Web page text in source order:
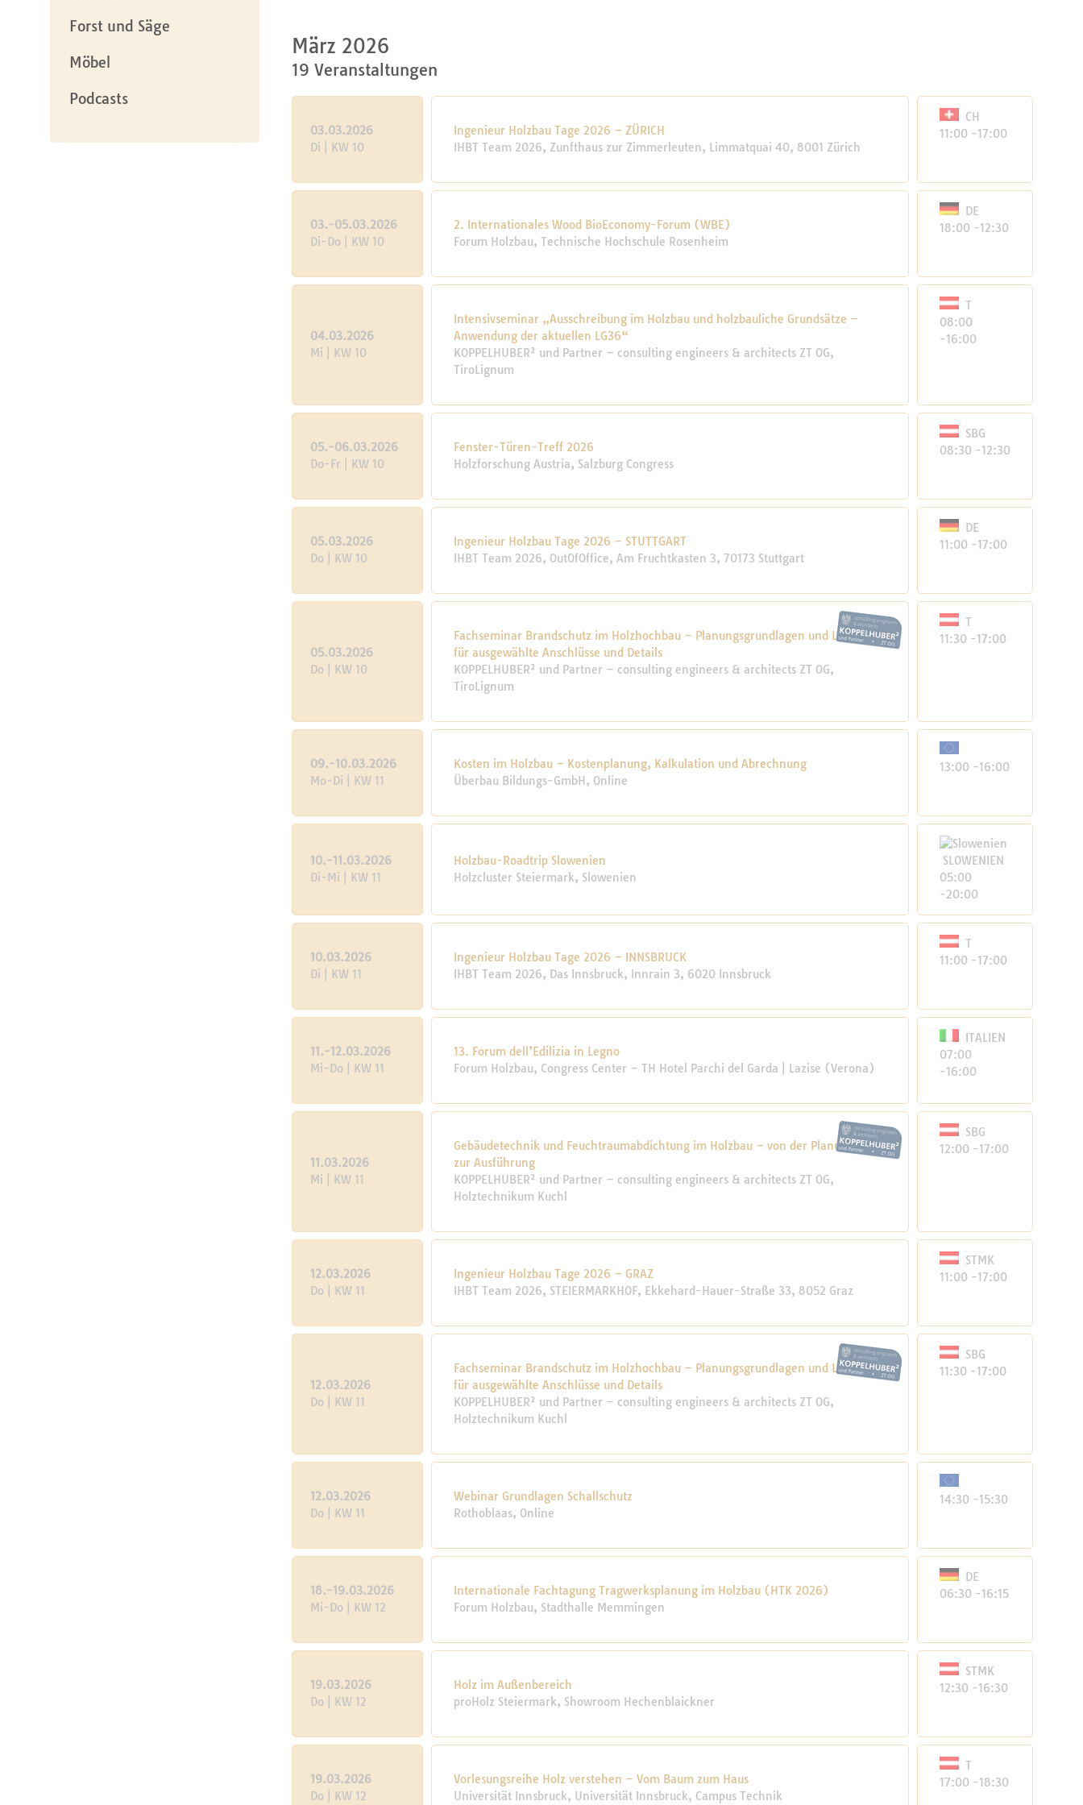
Forst und Säge
Möbel
Podcasts
März 2026
19 Veranstaltungen
03.03.2026
Di | KW 10
Ingenieur Holzbau Tage 2026 – ZÜRICH
IHBT Team 2026, Zunfthaus zur Zimmerleuten, Limmatquai 40, 8001 Zürich
CH
11:00 -17:00
03.-05.03.2026
Di-Do | KW 10
2. Internationales Wood BioEconomy-Forum (WBE)
Forum Holzbau, Technische Hochschule Rosenheim
DE
18:00 -12:30
04.03.2026
Mi | KW 10
Intensivseminar „Ausschreibung im Holzbau und holzbauliche Grundsätze –
Anwendung der aktuellen LG36“
KOPPELHUBER² und Partner – consulting engineers & architects ZT OG,
TiroLignum
T
08:00
-16:00
05.-06.03.2026
Do-Fr | KW 10
Fenster-Türen-Treff 2026
Holzforschung Austria, Salzburg Congress
SBG
08:30 -12:30
05.03.2026
Do | KW 10
Ingenieur Holzbau Tage 2026 – STUTTGART
IHBT Team 2026, OutOfOffice, Am Fruchtkasten 3, 70173 Stuttgart
DE
11:00 -17:00
05.03.2026
Do | KW 10
Fachseminar Brandschutz im Holzhochbau – Planungsgrundlagen und Lösungen
für ausgewählte Anschlüsse und Details
KOPPELHUBER² und Partner – consulting engineers & architects ZT OG,
TiroLignum
T
11:30 -17:00
09.-10.03.2026
Mo-Di | KW 11
Kosten im Holzbau – Kostenplanung, Kalkulation und Abrechnung
Überbau Bildungs-GmbH, Online
13:00 -16:00
10.-11.03.2026
Di-Mi | KW 11
Holzbau-Roadtrip Slowenien
Holzcluster Steiermark, Slowenien
SLOWENIEN
05:00
-20:00
10.03.2026
Di | KW 11
Ingenieur Holzbau Tage 2026 – INNSBRUCK
IHBT Team 2026, Das Innsbruck, Innrain 3, 6020 Innsbruck
T
11:00 -17:00
11.-12.03.2026
Mi-Do | KW 11
13. Forum dell’Edilizia in Legno
Forum Holzbau, Congress Center – TH Hotel Parchi del Garda | Lazise (Verona)
ITALIEN
07:00
-16:00
11.03.2026
Mi | KW 11
Gebäudetechnik und Feuchtraumabdichtung im Holzbau – von der Planung bis
zur Ausführung
KOPPELHUBER² und Partner – consulting engineers & architects ZT OG,
Holztechnikum Kuchl
SBG
12:00 -17:00
12.03.2026
Do | KW 11
Ingenieur Holzbau Tage 2026 – GRAZ
IHBT Team 2026, STEIERMARKHOF, Ekkehard-Hauer-Straße 33, 8052 Graz
STMK
11:00 -17:00
12.03.2026
Do | KW 11
Fachseminar Brandschutz im Holzhochbau – Planungsgrundlagen und Lösungen
für ausgewählte Anschlüsse und Details
KOPPELHUBER² und Partner – consulting engineers & architects ZT OG,
Holztechnikum Kuchl
SBG
11:30 -17:00
12.03.2026
Do | KW 11
Webinar Grundlagen Schallschutz
Rothoblaas, Online
14:30 -15:30
18.-19.03.2026
Mi-Do | KW 12
Internationale Fachtagung Tragwerksplanung im Holzbau (HTK 2026)
Forum Holzbau, Stadthalle Memmingen
DE
06:30 -16:15
19.03.2026
Do | KW 12
Holz im Außenbereich
proHolz Steiermark, Showroom Hechenblaickner
STMK
12:30 -16:30
19.03.2026
Do | KW 12
Vorlesungsreihe Holz verstehen – Vom Baum zum Haus
Universität Innsbruck, Univer­sität Inns­bruck, Campus Technik
T
17:00 -18:30